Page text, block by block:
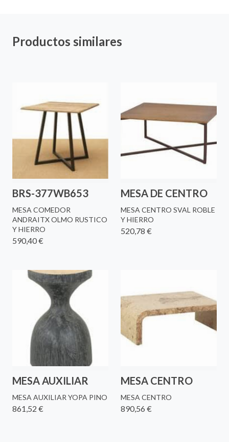
Productos similares
BRS-377WB653
MESA COMEDOR
ANDRAITX OLMO RUSTICO
Y HIERRO
590,40 €
MESA DE CENTRO
MESA CENTRO SVAL ROBLE
Y HIERRO
520,78 €
MESA AUXILIAR
MESA AUXILIAR YOPA PINO
861,52 €
MESA CENTRO
MESA CENTRO
890,56 €